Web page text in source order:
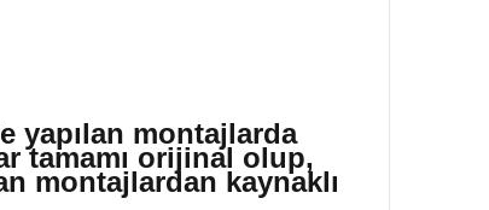
yapılan montajlarda
tamamı orijinal olup,
montajlardan kaynaklı